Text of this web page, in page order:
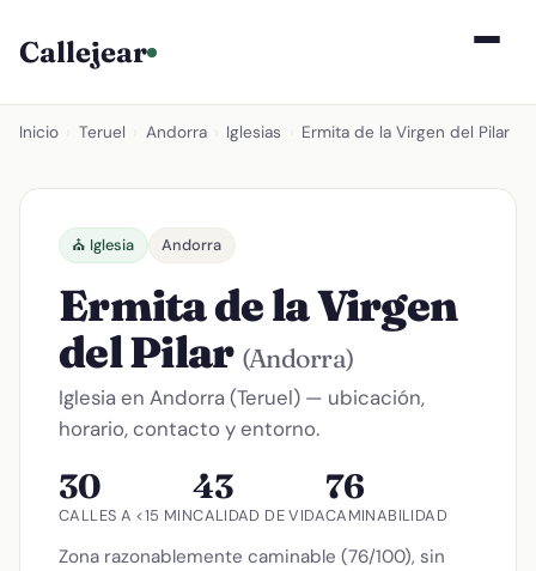
Callejear
Inicio Teruel Andorra Iglesias Ermita de la Virgen del Pilar
⛪ Iglesia Andorra
Ermita de la Virgen
del Pilar (Andorra)
Iglesia en Andorra (Teruel) — ubicación,
horario, contacto y entorno.
30
CALLES A <15 MIN
43
CALIDAD DE VIDA
76
CAMINABILIDAD
Zona razonablemente caminable (76/100), sin